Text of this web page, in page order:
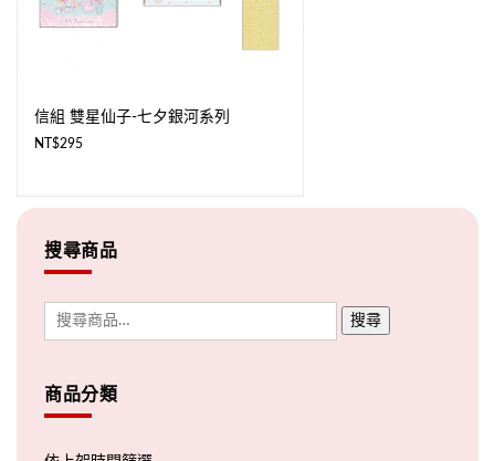
信組 雙星仙子-七夕銀河系列
NT$295
搜尋商品
搜尋
商品分類